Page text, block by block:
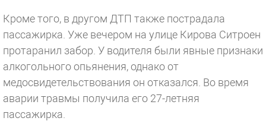
Кроме того, в другом ДТП также пострадала
пассажирка. Уже вечером на улице Кирова Ситроен
протаранил забор. У водителя были явные признаки
алкогольного опьянения, однако от
медосвидетельствования он отказался. Во время
аварии травмы получила его 27-летняя
пассажирка.